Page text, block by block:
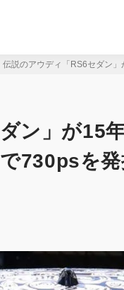
伝説のアウディ「RS6セダン
ン」が15
730psを